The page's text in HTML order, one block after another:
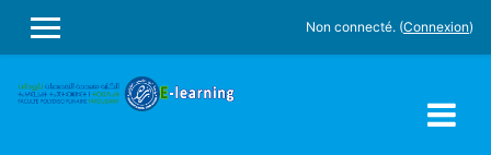
PANNEAU LATÉRAL
Non connecté. (Connexion)